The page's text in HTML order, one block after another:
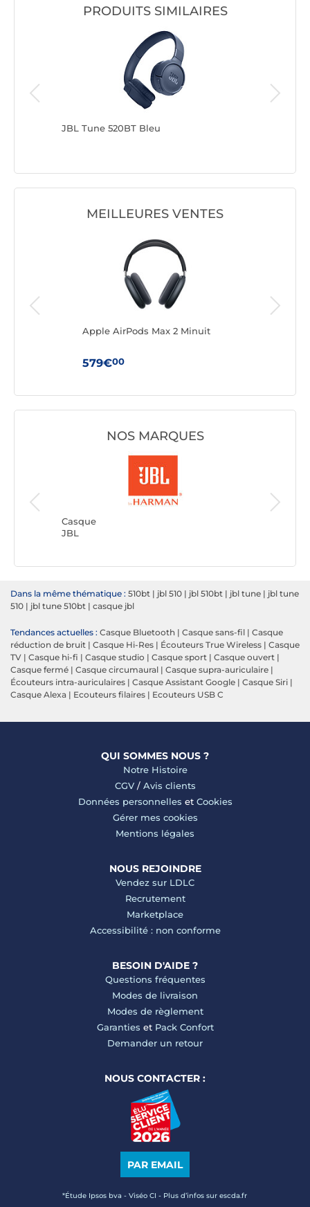
PRODUITS SIMILAIRES
JBL Tune 520BT Bleu
MEILLEURES VENTES
Apple AirPods Max 2 Minuit
579€00
NOS MARQUES
Casque
JBL
Casque
JVC
Dans la même thématique : 510bt | jbl 510 | jbl 510bt | jbl tune | jbl tune
510 | jbl tune 510bt | casque jbl
Tendances actuelles : Casque Bluetooth | Casque sans-fil | Casque
réduction de bruit | Casque Hi-Res | Écouteurs True Wireless | Casque
TV | Casque hi-fi | Casque studio | Casque sport | Casque ouvert |
Casque fermé | Casque circumaural | Casque supra-auriculaire |
Écouteurs intra-auriculaires | Casque Assistant Google | Casque Siri |
Casque Alexa | Ecouteurs filaires | Ecouteurs USB C
QUI SOMMES NOUS ?
Notre Histoire
CGV/ Avis clients
Données personnelles et Cookies
Gérer mes cookies
Mentions légales
NOUS REJOINDRE
Vendez sur LDLC
Recrutement
Marketplace
Accessibilité : non conforme
BESOIN D'AIDE ?
Questions fréquentes
Modes de livraison
Modes de règlement
Garanties et Pack Confort
Demander un retour
NOUS CONTACTER :
PAR EMAIL
*Étude Ipsos bva - Viséo CI - Plus d’infos sur escda.fr